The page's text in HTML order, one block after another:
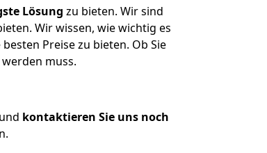
Lösung zu bieten. Wir sind
Wir wissen, wie wichtig es
Preise zu bieten. Ob Sie
muss.
kontaktieren Sie uns noch